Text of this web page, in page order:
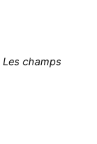
Les champs